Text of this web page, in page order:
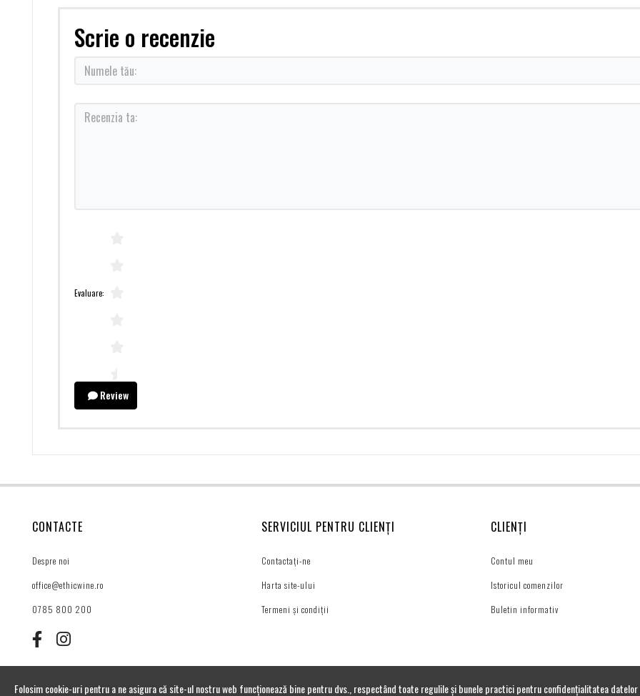
Scrie o recenzie
Evaluare:
Review
Folosim cookie-uri pentru a ne asigura că site-ul nostru web funcționează bine pentru dvs., respectând toate regulile și bunele practici pentru confidențialitatea datelor
CONTACTE
Despre noi
office@ethicwine.ro
0785 800 200
SERVICIUL PENTRU CLIENȚI
Contactați-ne
Harta site-ului
Termeni și condiții
CLIENȚI
Contul meu
Istoricul comenzilor
Buletin informativ